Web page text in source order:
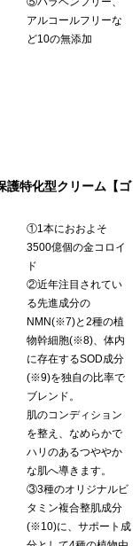
アルコールフリーな
ど10の無添加
護特化型クリーム【ゴ
①1本におおよそ
3500億個の金コロイ
ド
②近年注目されてい
る先進成分の
NMN(※7)と2種の植
物幹細胞(※8)、体内
に存在するSOD成分
(※9)を独自の比率で
ブレンド。
肌のコンディション
を整え、なめらかで
ハリのあるつややか
な肌へ導きます。
③3種のオリジナルビ
タミン複合整肌成分
(※10)に、サポート成